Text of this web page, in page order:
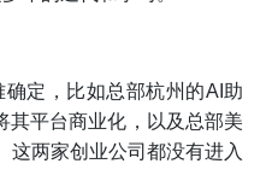
定，比如总部杭州的AI助
其平台商业化，以及总部美
这两家创业公司都没有进入